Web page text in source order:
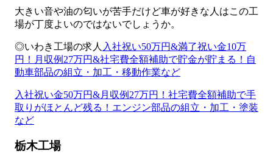
大きい音や油の匂いが苦手だけど車が好きな人はこの工
場が丁度よいのではないでしょうか。
◎いわき工場の求人 入社祝い50万円&満了祝い金10万
円！月収例27万円&社宅費全額補助で貯金が貯まる！自
動車部品の組立・加工・移動作業など
入社祝い金50万円&月収例27万円！社宅費全額補助で手
取りがほとんど残る！エンジン部品の組立・加工・塗装
など
栃木工場